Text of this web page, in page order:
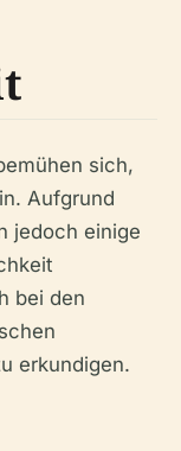
sich,
Aufgrund
jedoch einige
bei den
erkundigen.